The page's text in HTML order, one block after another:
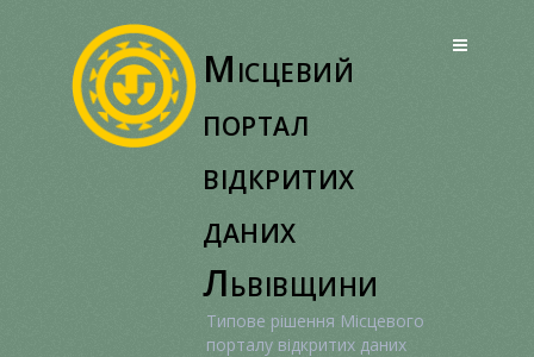
Місцевий
портал
відкритих
даних
Львівщини
Типове рішення Місцевого
порталу відкритих даних